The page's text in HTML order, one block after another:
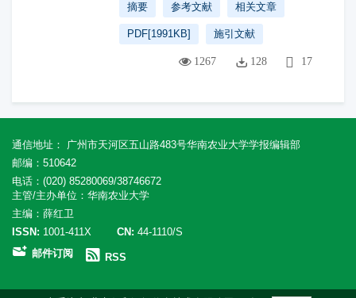
摘要 参考文献 相关文章
PDF[1991KB] 施引文献
1267 128 17
通信地址： 广州市天河区五山路483号华南农业大学学报编辑部
邮编：510642
电话：(020) 85280069/38746672
主管/主办单位：华南农业大学
主编：薛红卫
ISSN: 1001-411X CN: 44-1110/S
邮件订阅
RSS